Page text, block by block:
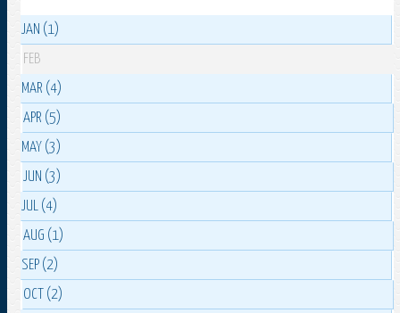
JAN (1)
FEB
MAR (4)
APR (5)
MAY (3)
JUN (3)
JUL (4)
AUG (1)
SEP (2)
OCT (2)